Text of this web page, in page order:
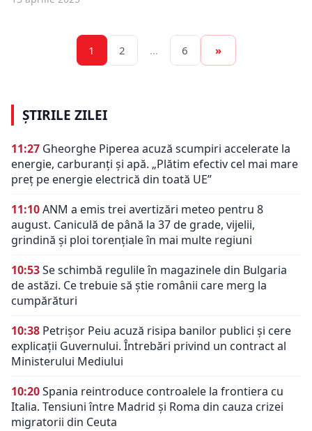
1 2 … 6 »
ȘTIRILE ZILEI
11:27 Gheorghe Piperea acuză scumpiri accelerate la
energie, carburanți și apă. „Plătim efectiv cel mai mare
preț pe energie electrică din toată UE”
11:10ANM a emis trei avertizări meteo pentru 8
august. Caniculă de până la 37 de grade, vijelii,
grindină și ploi torențiale în mai multe regiuni
10:53Se schimbă regulile în magazinele din Bulgaria
de astăzi. Ce trebuie să știe românii care merg la
cumpărături
10:38 Petrișor Peiu acuză risipa banilor publici și cere
explicații Guvernului. Întrebări privind un contract al
Ministerului Mediului
10:20Spania reintroduce controalele la frontiera cu
Italia. Tensiuni între Madrid și Roma din cauza crizei
migratorii din Ceuta